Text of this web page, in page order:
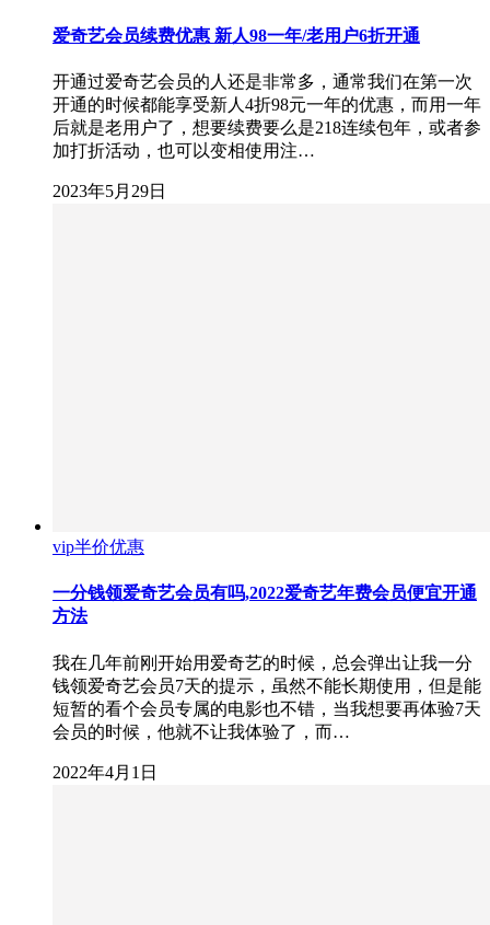
爱奇艺会员续费优惠 新人98一年/老用户6折开通
开通过爱奇艺会员的人还是非常多，通常我们在第一次
开通的时候都能享受新人4折98元一年的优惠，而用一年
后就是老用户了，想要续费要么是218连续包年，或者参
加打折活动，也可以变相使用注…
2023年5月29日
vip半价优惠
一分钱领爱奇艺会员有吗,2022爱奇艺年费会员便宜开通
方法
我在几年前刚开始用爱奇艺的时候，总会弹出让我一分
钱领爱奇艺会员7天的提示，虽然不能长期使用，但是能
短暂的看个会员专属的电影也不错，当我想要再体验7天
会员的时候，他就不让我体验了，而…
2022年4月1日